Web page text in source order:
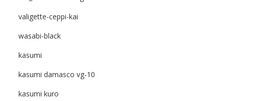
valigette-ceppi-kai
wasabi-black
kasumi
kasumi damasco vg-10
kasumi kuro